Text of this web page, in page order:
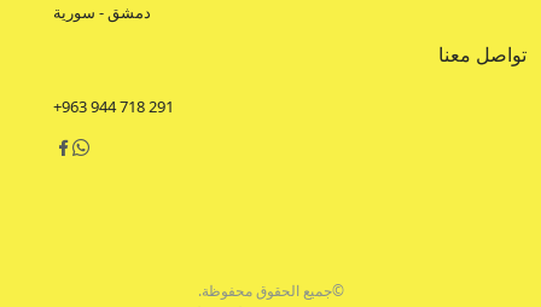
دمشق - سورية
تواصل معنا
+963 944 718 291
©جميع الحقوق محفوظة.